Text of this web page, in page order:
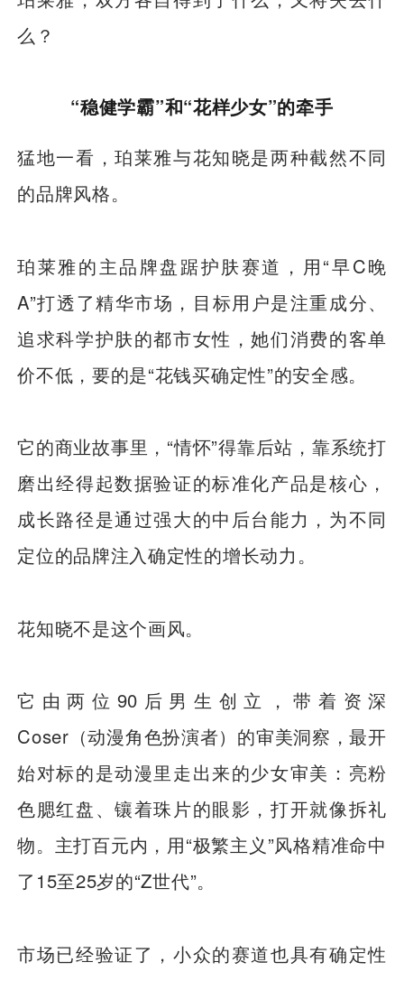
么？
“稳健学霸”和“花样少女”的牵手
猛地一看，珀莱雅与花知晓是两种截然不同
的品牌风格。
珀莱雅的主品牌盘踞护肤赛道，用“早C晚
A”打透了精华市场，目标用户是注重成分、
追求科学护肤的都市女性，她们消费的客单
价不低，要的是“花钱买确定性”的安全感。
它的商业故事里，“情怀”得靠后站，靠系统打
磨出经得起数据验证的标准化产品是核心，
成长路径是通过强大的中后台能力，为不同
定位的品牌注入确定性的增长动力。
花知晓不是这个画风。
它由两位90后男生创立，带着资深
Coser（动漫角色扮演者）的审美洞察，最开
始对标的是动漫里走出来的少女审美：亮粉
色腮红盘、镶着珠片的眼影，打开就像拆礼
物。主打百元内，用“极繁主义”风格精准命中
了15至25岁的“Z世代”。
市场已经验证了，小众的赛道也具有确定性